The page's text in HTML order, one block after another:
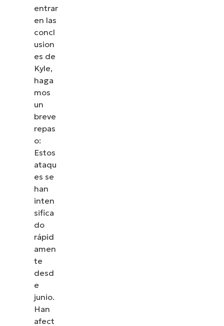
entrar
en las
concl
usion
es de
Kyle,
haga
mos
un
breve
repas
o:
Estos
ataqu
es se
han
inten
sifica
do
rápid
amen
te
desd
e
junio.
Han
afect